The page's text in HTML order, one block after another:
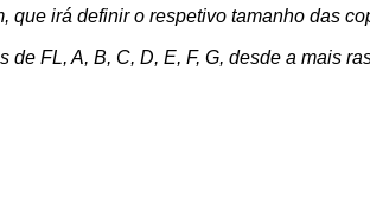
que irá definir o respetivo tamanho das
de FL, A, B, C, D, E, F, G, desde a mais